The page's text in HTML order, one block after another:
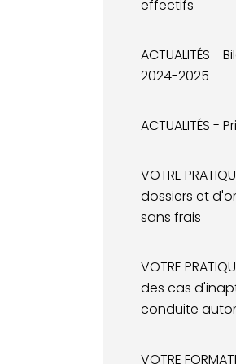
effectifs
ACTUALITÉS -
2024-2025
ACTUALITÉS -
VOTRE
dossiers et
sans frais
VOTRE
des cas
conduite
VOTRE